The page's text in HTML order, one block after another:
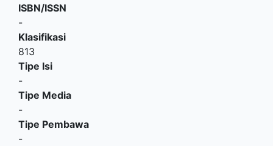
ISBN/ISSN
-
Klasifikasi
813
Tipe Isi
-
Tipe Media
-
Tipe Pembawa
-